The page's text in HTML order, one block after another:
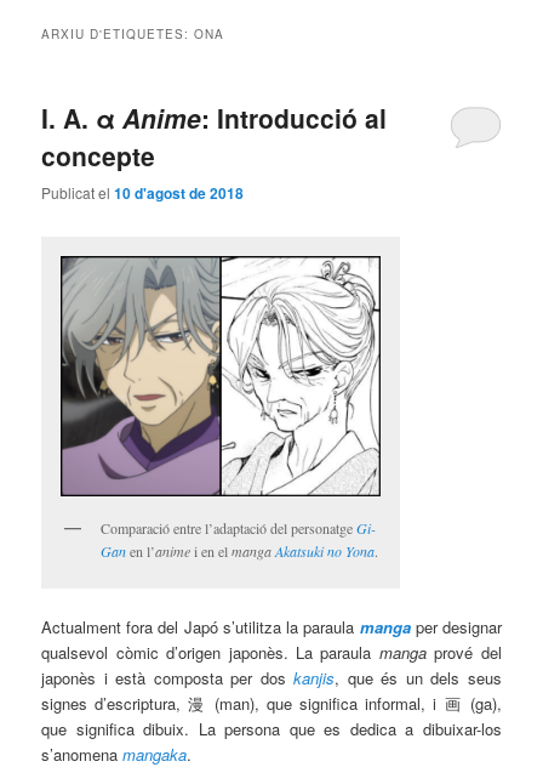
ARXIU D'ETIQUETES:ONA
I. A. αAnime: Introducció al
concepte
Publicat el10 d'agost de 2018
Comparació entre l’adaptació del personatgeGi-
Ganen l’animei en elmangaAkatsuki no Yona.
Actualment fora del Japó s’utilitza la paraula mangaper designar
qualsevol còmic d’origen japonès. La paraula mangaprové del
japonès i està composta per doskanjis, que és un dels seus
signes d’escriptura, 漫 (man), que significa informal, i 画 (ga),
que significa dibuix. La persona que es dedica a dibuixar-los
s’anomenamangaka.